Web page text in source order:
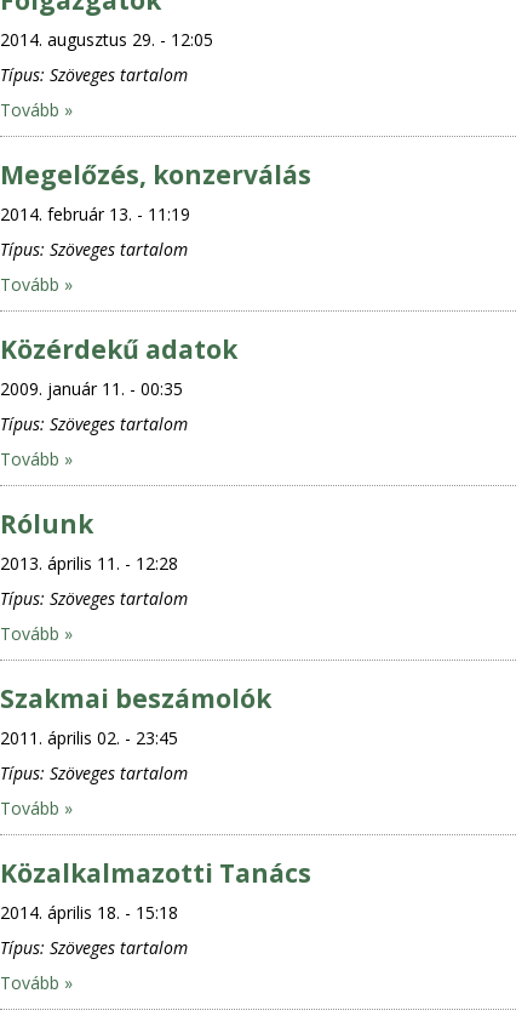
2014. augusztus 29. - 12:05
Típus: Szöveges tartalom
Tovább »
Megelőzés, konzerválás
2014. február 13. - 11:19
Típus: Szöveges tartalom
Tovább »
Közérdekű adatok
2009. január 11. - 00:35
Típus: Szöveges tartalom
Tovább »
Rólunk
2013. április 11. - 12:28
Típus: Szöveges tartalom
Tovább »
Szakmai beszámolók
2011. április 02. - 23:45
Típus: Szöveges tartalom
Tovább »
Közalkalmazotti Tanács
2014. április 18. - 15:18
Típus: Szöveges tartalom
Tovább »